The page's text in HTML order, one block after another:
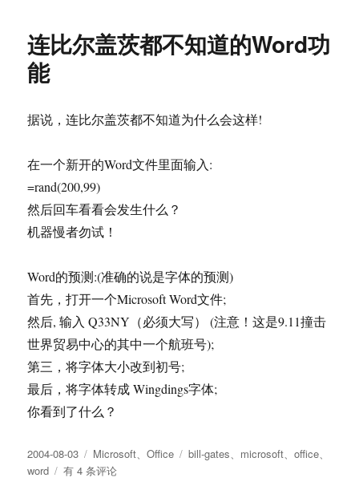
里
面
图
了
连比尔盖茨都不知道的Word功
能
据说，连比尔盖茨都不知道为什么会这样!
在一个新开的Word文件里面输入:
=rand(200,99)
然后回车看看会发生什么？
机器慢者勿试！
Word的预测:(准确的说是字体的预测)
首先，打开一个Microsoft Word文件;
然后, 输入 Q33NY（必须大写） (注意！这是9.11撞击
世界贸易中心的其中一个航班号);
第三，将字体大小改到初号;
最后，将字体转成 Wingdings字体;
你看到了什么？
发
布
2004-08-03
分
类
Microsoft、Office
标
bill-gates、 microsoft、office、
word
连
有 4 条评论